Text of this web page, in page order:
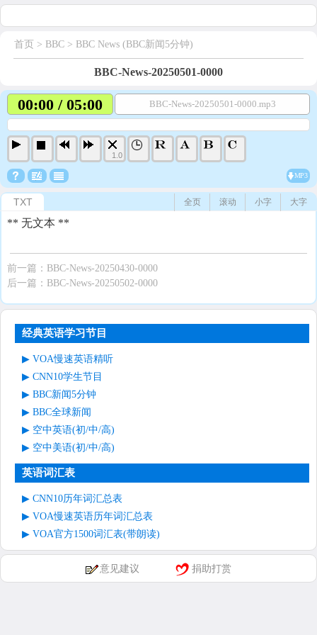
首页 > BBC > BBC News (BBC新闻5分钟)
BBC-News-20250501-0000
00:00 / 05:00 BBC-News-20250501-0000.mp3
1.0
MP3
TXT 大字
小字
滚动
全页
** 无文本 **
前一篇： BBC-News-20250430-0000
后一篇： BBC-News-20250502-0000
经典英语学习节目
VOA慢速英语精听
CNN10学生节目
BBC新闻5分钟
BBC全球新闻
空中英语(初/中/高)
空中美语(初/中/高)
英语词汇表
CNN10历年词汇总表
VOA慢速英语历年词汇总表
VOA官方1500词汇表(带朗读)
意见建议 捐助打赏